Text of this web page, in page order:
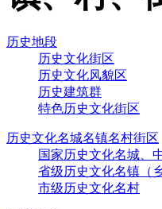
历史地段
历史文化街区
历史文化风貌区
历史建筑群
特色历史文化街区
历史文化名城名镇名村街区
国家历史文化名城、
省级历史文化名镇（
市级历史文化名村